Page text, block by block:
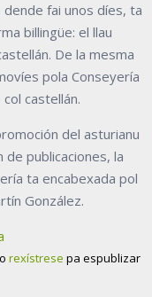
dende fai unos díes, ta
billingüe: el llau
De la mesma
pola Conseyería
castellán.
del asturianu
de publicaciones, la
ta encabexada pol
González.
o rexístrese pa espublizar